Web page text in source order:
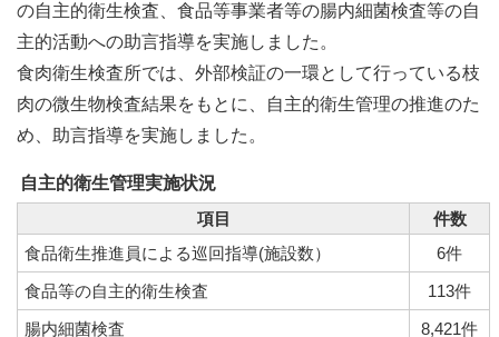
の自主的衛生検査、食品等事業者等の腸内細菌検査等の自
主的活動への助言指導を実施しました。
食肉衛生検査所では、外部検証の一環として行っている枝
肉の微生物検査結果をもとに、自主的衛生管理の推進のた
め、助言指導を実施しました。
自主的衛生管理実施状況
項目
件数
食品衛生推進員による巡回指導(施設数）
6件
食品等の自主的衛生検査
113件
腸内細菌検査
8,421件